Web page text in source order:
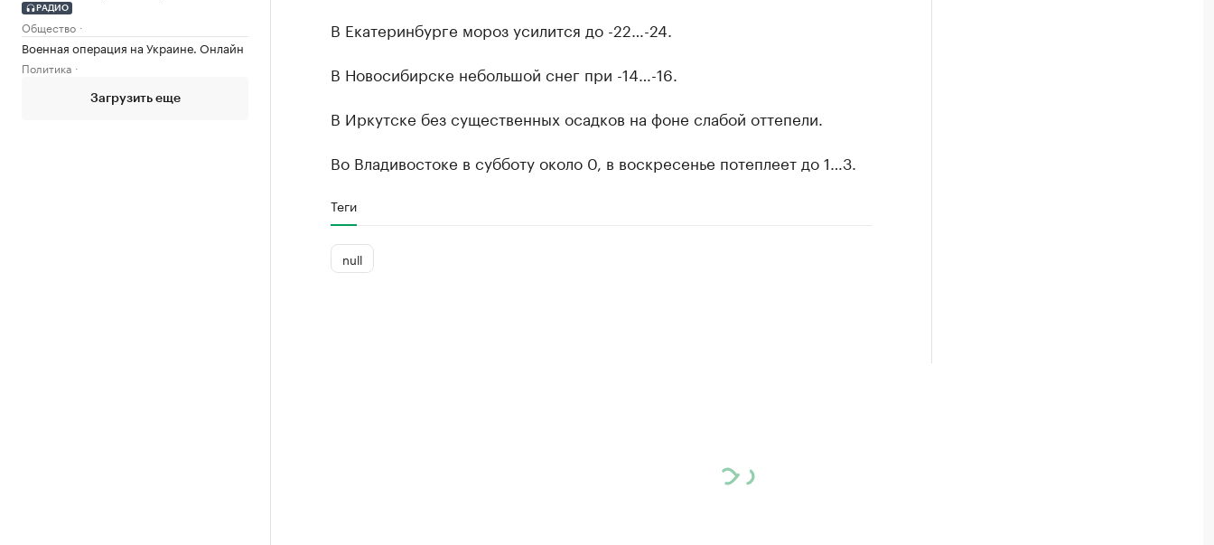
РАДИО
Общество
Военная операция на Украине. Онлайн
Политика
Загрузить еще
В Екатеринбурге мороз усилится до -22…-24.
В Новосибирске небольшой снег при -14…-16.
В Иркутске без существенных осадков на фоне слабой оттепели.
Во Владивостоке в субботу около 0, в воскресенье потеплеет до 1…3.
Теги
null